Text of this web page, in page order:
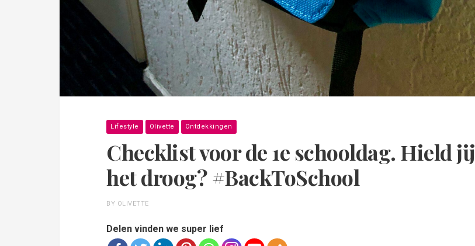
Lifestyle Olivette Ontdekkingen
Checklist voor de 1e schooldag. Hield jij
het droog? #BackToSchool
BY OLIVETTE
Delen vinden we super lief